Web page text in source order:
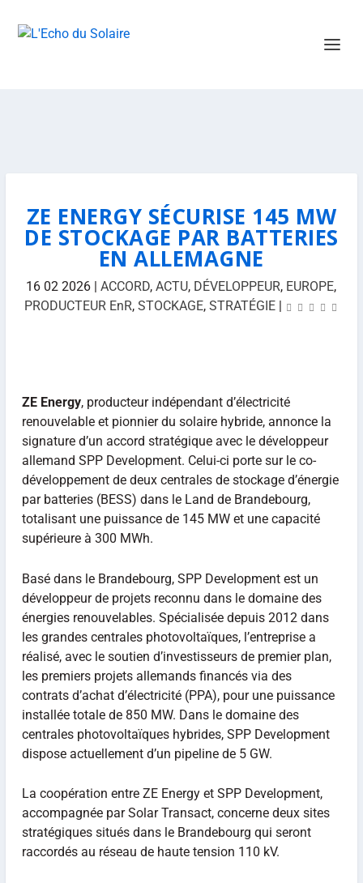
ZE ENERGY SÉCURISE 145 MW
DE STOCKAGE PAR BATTERIES
EN ALLEMAGNE
16 02 2026 |ACCORD,ACTU, DÉVELOPPEUR, EUROPE,
PRODUCTEUR EnR, STOCKAGE, STRATÉGIE|
ZE Energy, producteur indépendant d’électricité
renouvelable et pionnier du solaire hybride, annonce la
signature d’un accord stratégique avec le développeur
allemand SPP Development. Celui-ci porte sur le co-
développement de deux centrales de stockage d’énergie
par batteries (BESS) dans le Land de Brandebourg,
totalisant une puissance de 145 MW et une capacité
supérieure à 300 MWh.
Basé dans le Brandebourg, SPP Development est un
développeur de projets reconnu dans le domaine des
énergies renouvelables. Spécialisée depuis 2012 dans
les grandes centrales photovoltaïques, l’entreprise a
réalisé, avec le soutien d’investisseurs de premier plan,
les premiers projets allemands financés via des
contrats d’achat d’électricité (PPA), pour une puissance
installée totale de 850 MW. Dans le domaine des
centrales photovoltaïques hybrides, SPP Development
dispose actuellement d’un pipeline de 5 GW.
La coopération entre ZE Energy et SPP Development,
accompagnée par Solar Transact, concerne deux sites
stratégiques situés dans le Brandebourg qui seront
raccordés au réseau de haute tension 110 kV.